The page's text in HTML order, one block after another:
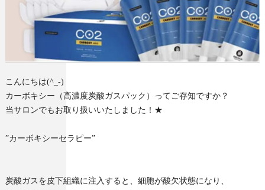
こんにちは(^_-)
カーボキシー（高濃度炭酸ガスパック）ってご存知ですか？
当サロンでもお取り扱いいたしました！★
”カーボキシーセラピー”
炭酸ガスを皮下組織に注入すると、細胞が酸欠状態になり、